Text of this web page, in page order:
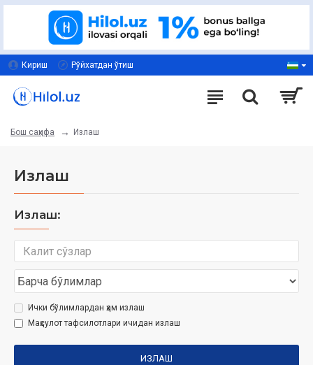
Кириш Рўйхатдан ўтиш
Бош саҳифа Излаш
Излаш
Излаш:
Ички бўлимлардан ҳам излаш
Маҳсулот тафсилотлари ичидан излаш
ИЗЛАШ